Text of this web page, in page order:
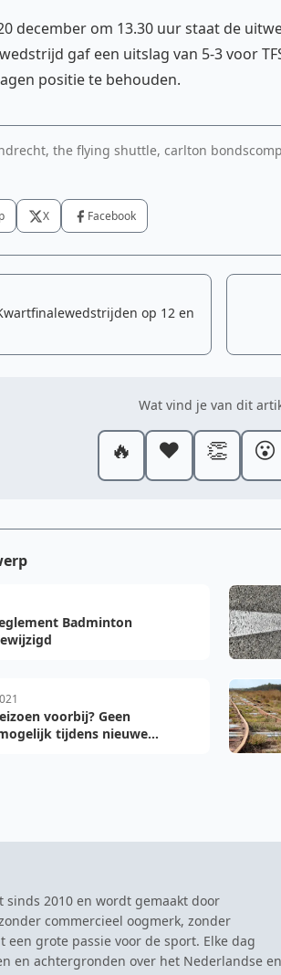
december om 13.30 uur staat de
gaf een uitslag van 5-3 voor
positie te behouden.
the flying shuttle, carlton
X Facebook
op 12 en
Wat vind je van dit
🔥 ❤️ 👏 😮
Badminton
voorbij? Geen
tijdens nieuwe
2010 en wordt gemaakt door
commercieel oogmerk, zonder
een grote passie voor de sport. Elke dag
en achtergronden over het Nederlandse en